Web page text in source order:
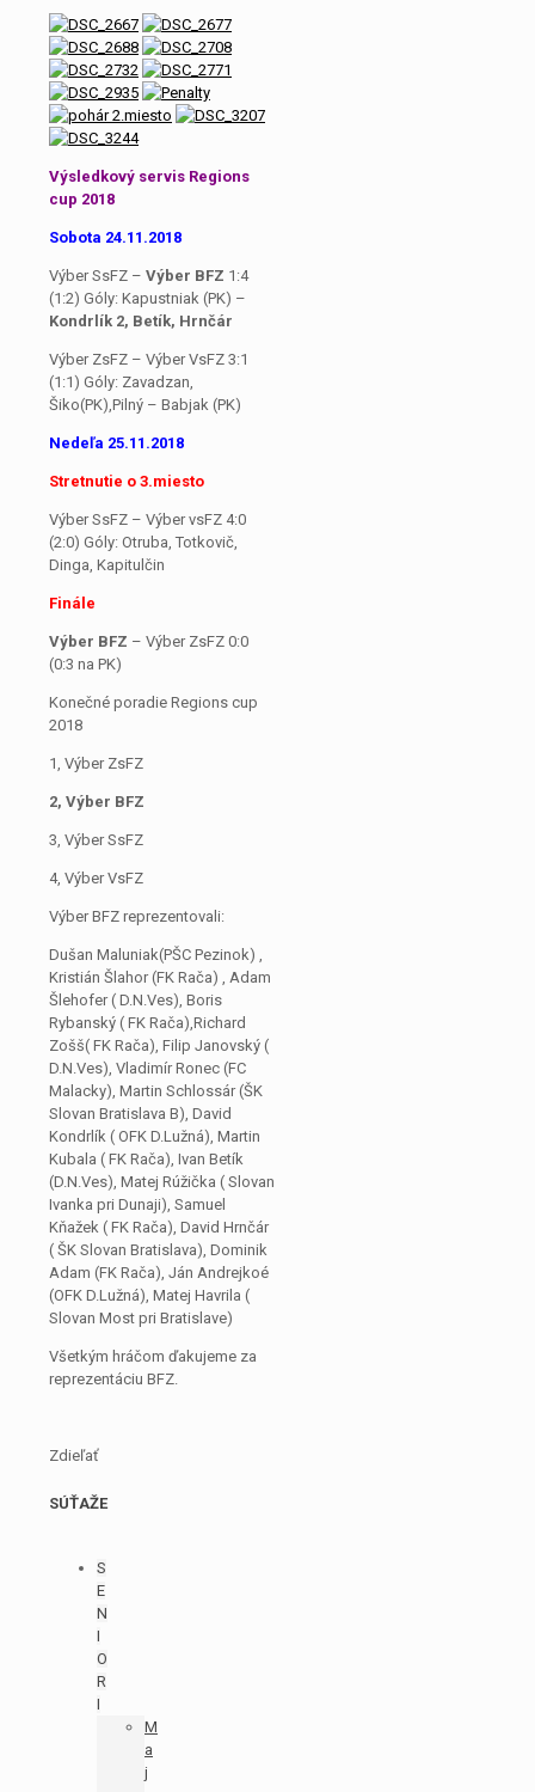
Výsledkový servis Regions
cup 2018
Sobota 24.11.2018
Výber SsFZ – Výber BFZ 1:4
(1:2) Góly: Kapustniak (PK) –
Kondrlík 2, Betík, Hrnčár
Výber ZsFZ – Výber VsFZ 3:1
(1:1) Góly: Zavadzan,
Šiko(PK),Pilný – Babjak (PK)
Nedeľa 25.11.2018
Stretnutie o 3.miesto
Výber SsFZ – Výber vsFZ 4:0
(2:0) Góly: Otruba, Totkovič,
Dinga, Kapitulčin
Finále
Výber BFZ – Výber ZsFZ 0:0
(0:3 na PK)
Konečné poradie Regions cup
2018
1, Výber ZsFZ
2, Výber BFZ
3, Výber SsFZ
4, Výber VsFZ
Výber BFZ reprezentovali:
Dušan Maluniak(PŠC Pezinok) ,
Kristián Šlahor (FK Rača) , Adam
Šlehofer ( D.N.Ves), Boris
Rybanský ( FK Rača),Richard
Zošš( FK Rača), Filip Janovský (
D.N.Ves), Vladimír Ronec (FC
Malacky), Martin Schlossár (ŠK
Slovan Bratislava B), David
Kondrlík ( OFK D.Lužná), Martin
Kubala ( FK Rača), Ivan Betík
(D.N.Ves), Matej Rúžička ( Slovan
Ivanka pri Dunaji), Samuel
Kňažek ( FK Rača), David Hrnčár
( ŠK Slovan Bratislava), Dominik
Adam (FK Rača), Ján Andrejkoé
(OFK D.Lužná), Matej Havrila (
Slovan Most pri Bratislave)
Všetkým hráčom ďakujeme za
reprezentáciu BFZ.
Zdieľať
SÚŤAŽE
S
E
N
I
O
R
I
M
a
j